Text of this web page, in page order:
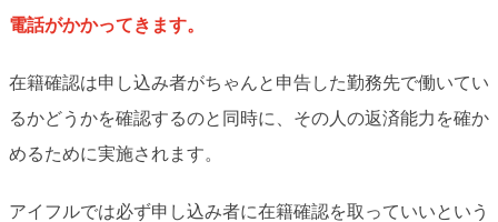
電話がかかってきます。
在籍確認は申し込み者がちゃんと申告した勤務先で働いてい
るかどうかを確認するのと同時に、その人の返済能力を確か
めるために実施されます。
アイフルでは必ず申し込み者に在籍確認を取っていいという